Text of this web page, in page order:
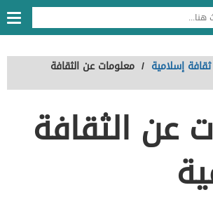
ثقافة إسلامية / معلومات عن الثقافة
عن الثقافة